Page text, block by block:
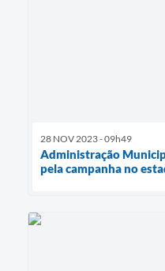
28 NOV 2023 - 09h49
Administração
pela campanha no